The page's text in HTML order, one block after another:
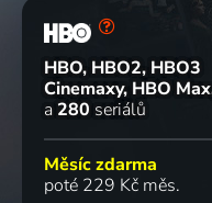
HBO, HBO2, HBO3
Cinemaxy, HBO Max
a 280 seriálů
Měsíc zdarma
poté 229 Kč měs.